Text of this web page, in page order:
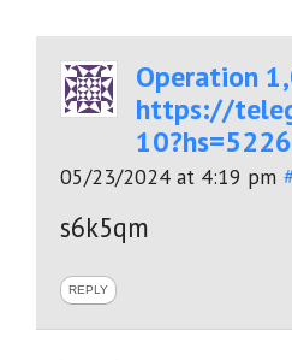
Ореrаtiоn
https://
05/23/2024 at 4:19 pm
s6k5qm
REPLY